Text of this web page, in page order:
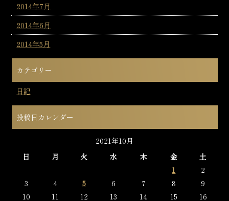
2014年7月
2014年6月
2014年5月
カテゴリー
日記
投稿日カレンダー
2021年10月
日
月 火 水 木 金
土
1
2
3
4 5 6 7 8
9
10
11 12 13 14 15 16